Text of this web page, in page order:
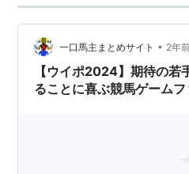
るか…
一口馬主まとめサイト • 2年
【ウイポ2024】期待の若
ることに喜ぶ競馬ゲーム